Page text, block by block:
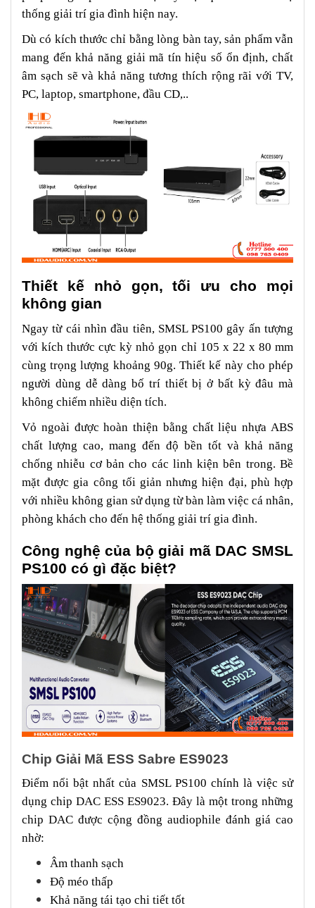
thống giải trí gia đình hiện nay.
Dù có kích thước chỉ bằng lòng bàn tay, sản phẩm vẫn
mang đến khả năng giải mã tín hiệu số ổn định, chất
âm sạch sẽ và khả năng tương thích rộng rãi với TV,
PC, laptop, smartphone, đầu CD,..
Thiết kế nhỏ gọn, tối ưu cho mọi
không gian
Ngay từ cái nhìn đầu tiên, SMSL PS100 gây ấn tượng
với kích thước cực kỳ nhỏ gọn chỉ 105 x 22 x 80 mm
cùng trọng lượng khoảng 90g. Thiết kế này cho phép
người dùng dễ dàng bố trí thiết bị ở bất kỳ đâu mà
không chiếm nhiều diện tích.
Vỏ ngoài được hoàn thiện bằng chất liệu nhựa ABS
chất lượng cao, mang đến độ bền tốt và khả năng
chống nhiễu cơ bản cho các linh kiện bên trong. Bề
mặt được gia công tối giản nhưng hiện đại, phù hợp
với nhiều không gian sử dụng từ bàn làm việc cá nhân,
phòng khách cho đến hệ thống giải trí gia đình.
Công nghệ của bộ giải mã DAC SMSL
PS100 có gì đặc biệt?
Chip Giải Mã ESS Sabre ES9023
Điểm nổi bật nhất của SMSL PS100 chính là việc sử
dụng chip DAC ESS ES9023. Đây là một trong những
chip DAC được cộng đồng audiophile đánh giá cao
nhờ:
Âm thanh sạch
Độ méo thấp
Khả năng tái tạo chi tiết tốt